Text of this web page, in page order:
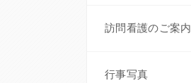
訪問看護のご案内
行事写真